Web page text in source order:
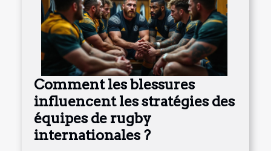
Comment les blessures
influencent les stratégies des
équipes de rugby
internationales ?